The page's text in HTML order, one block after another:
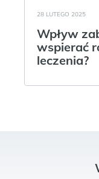
28 LUTEGO 2025
Wpływ
wspierać
leczenia?